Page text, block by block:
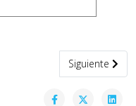
Artículo
Siguiente